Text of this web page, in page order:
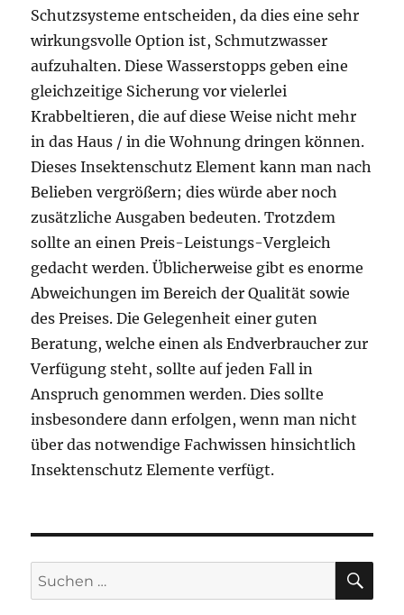
Schutzsysteme entscheiden, da dies eine sehr
wirkungsvolle Option ist, Schmutzwasser
aufzuhalten. Diese Wasserstopps geben eine
gleichzeitige Sicherung vor vielerlei
Krabbeltieren, die auf diese Weise nicht mehr
in das Haus / in die Wohnung dringen können.
Dieses Insektenschutz Element kann man nach
Belieben vergrößern; dies würde aber noch
zusätzliche Ausgaben bedeuten. Trotzdem
sollte an einen Preis-Leistungs-Vergleich
gedacht werden. Üblicherweise gibt es enorme
Abweichungen im Bereich der Qualität sowie
des Preises. Die Gelegenheit einer guten
Beratung, welche einen als Endverbraucher zur
Verfügung steht, sollte auf jeden Fall in
Anspruch genommen werden. Dies sollte
insbesondere dann erfolgen, wenn man nicht
über das notwendige Fachwissen hinsichtlich
Insektenschutz Elemente verfügt.
Suchen
nach: